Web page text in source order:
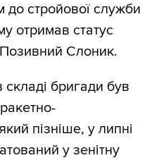
до стройової служби
отримав статус
Слоник.
бригади був
пізніше, у липні
у зенітну